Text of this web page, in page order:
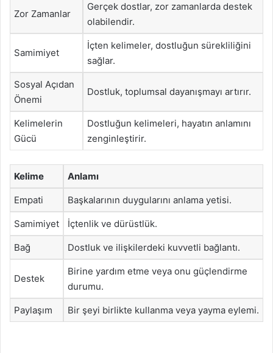
Zor Zamanlar
Gerçek dostlar, zor zamanlarda destek
olabilendir.
Samimiyet
İçten kelimeler, dostluğun sürekliliğini
sağlar.
Sosyal Açıdan
Önemi
Dostluk, toplumsal dayanışmayı artırır.
Kelimelerin
Gücü
Dostluğun kelimeleri, hayatın anlamını
zenginleştirir.
Kelime Anlamı
Empati Başkalarının duygularını anlama yetisi.
Samimiyet İçtenlik ve dürüstlük.
Bağ Dostluk ve ilişkilerdeki kuvvetli bağlantı.
Destek
Birine yardım etme veya onu güçlendirme
durumu.
Paylaşım Bir şeyi birlikte kullanma veya yayma eylemi.